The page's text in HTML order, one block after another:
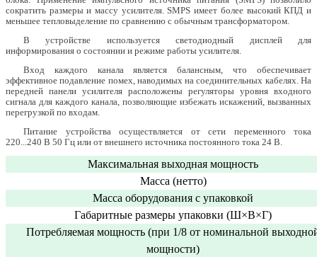
сократить размеры и массу усилителя. SMPS имеет более высокий КПД и
меньшее тепловыделение по сравнению с обычным трансформатором.
В устройстве используется светодиодный дисплей для
информирования о состоянии и режиме работы усилителя.
Вход каждого канала является балансным, что обеспечивает
эффективное подавление помех, наводимых на соединительных кабелях. На
передней панели усилителя расположены регуляторы уровня входного
сигнала для каждого канала, позволяющие избежать искажений, вызванных
перегрузкой по входам.
Питание устройства осуществляется от сети переменного тока
220...240 В 50 Гц или от внешнего источника постоянного тока 24 В.
Максимальная выходная мощность
Масса (нетто)
Масса оборудования с упаковкой
Габаритные размеры упаковки (Ш×В×Г)
Потребляемая мощность (при 1/8 от номинальной
мощности)